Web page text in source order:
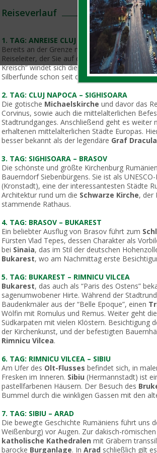
Reiseverlauf
1. TAG: ANREISE CLUJ NAPOCA
Bereits an der Grenze nach Rumänien, bei
Reiseleiter, der Sie auf der Fahrt durch
Kreisch” windet sich die Straße nachCluj
Silberfunde schon seit dem 12.Jh. von großer
2. TAG: CLUJ NAPOCA – SIGHISOARA
Die gotische Michaelskirche und davor das
Corvinus, sowie auch die mittelalterlichen
Stadtrundganges. Anschließend geht es weiter
erhaltenen mittelalterlichen Städte Europas.
besser bekannt als der legendäre Graf Dracula
3. TAG: SIGHISOARA – BRASOV
Die schönste und größte Kirchenburg
Bauerndorf Siebenbürgens. Sie ist als
(Kronstadt), eine der interessantesten Städte
Architektur rund um die Schwarze Kirche, der
stammende Rathaus.
4. TAG: BRASOV – BUKAREST
Ein beliebter Ausflug von Brasov führt zum
Fürsten Vlad Tepes, dessen Charakter als
bei Sinaia, das im Stil der deutschen
Bukarest, wo am Nachmittag erste
5. TAG: BUKAREST – RIMNICU VILCEA
Bukarest, das auch als “Paris des Ostens”
sagenumwobener Hirte. Während der
Baudenkmäler aus der “Belle Epoque”, einen
Wölfin mit Romulus und Remus. Weiter geht
Südkarpaten mit vielen Klöstern. Besichtigung
der Kirchenkunst, und der befestigten
Rimnicu Vilcea.
6. TAG: RIMNICU VILCEA – SIBIU
Am Ufer des Olt-Flusses befindet sich, in
Fresken im Inneren. Sibiu (Hermannstadt) ist
pastellfarbenen Häusern. Der Besuch des
Bummel durch die winkligen Gassen mit den
7. TAG: SIBIU – ARAD
Die bewegte Geschichte Rumäniens führt uns
Weißenburg) vor Augen. Zur dakisch-
katholische Kathedralen mit Gräbern
barocke Burganlage. In Arad schließlich gilt